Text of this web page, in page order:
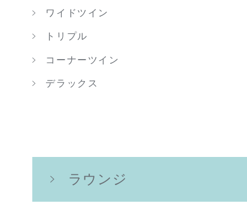
ワイドツイン
トリプル
コーナーツイン
デラックス
ラウンジ